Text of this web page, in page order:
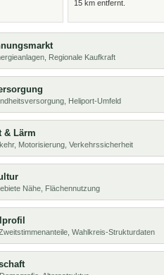
15 km entfernt.
Regionale Kaufkraft
Heliport-Umfeld
& Lärm
Motorisierung, Verkehrssicherheit
Nähe, Flächennutzung
Wahlkreis-Strukturdaten